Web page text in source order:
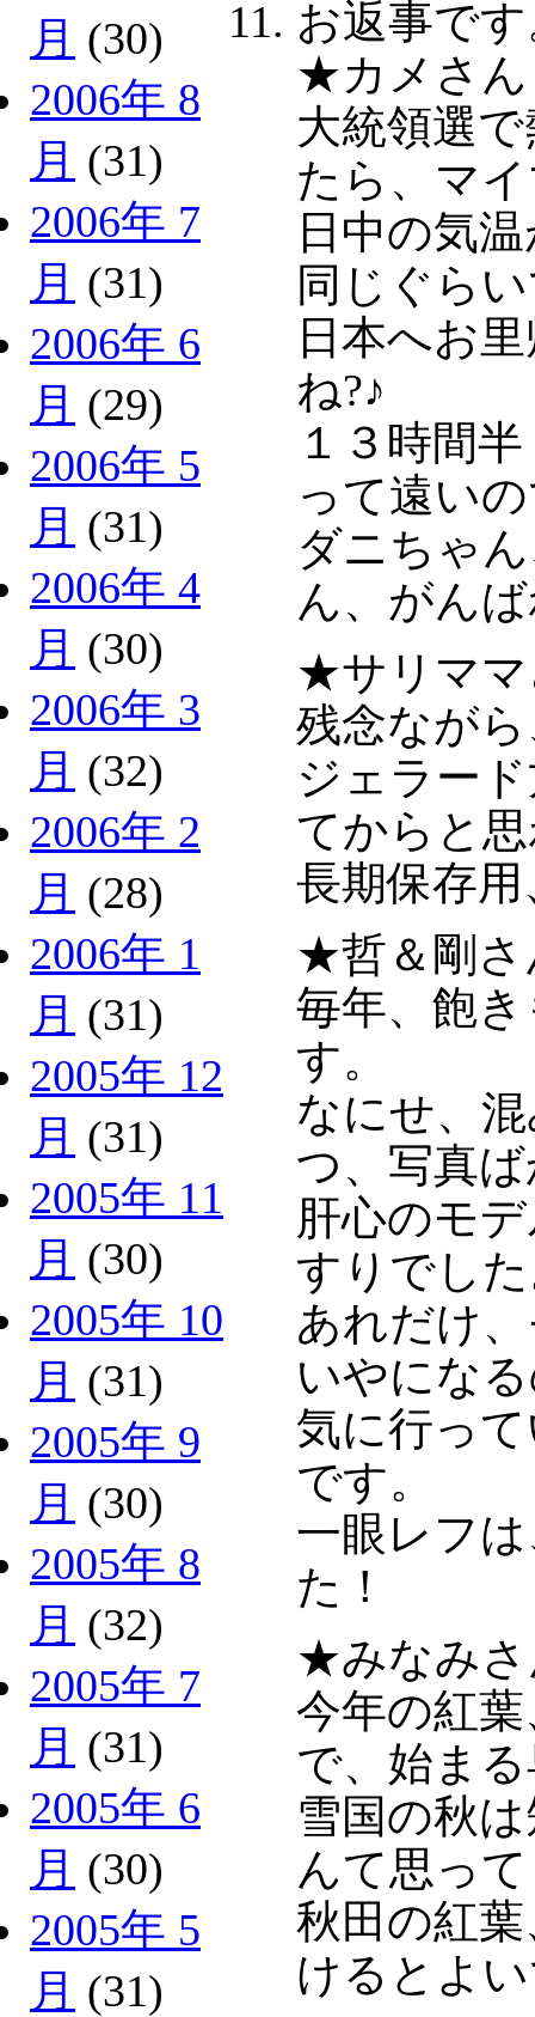
月 (30)
2006年 8
月 (31)
2006年 7
月 (31)
2006年 6
月 (29)
2006年 5
月 (31)
2006年 4
月 (30)
2006年 3
月 (32)
2006年 2
月 (28)
2006年 1
月 (31)
2005年 12
月 (31)
2005年 11
月 (30)
2005年 10
月 (31)
2005年 9
月 (30)
2005年 8
月 (32)
2005年 7
月 (31)
2005年 6
月 (30)
2005年 5
月 (31)
お返事で
★カメさん
大統領選
たら、マ
日中の気
同じぐら
日本へお
ね?♪
１３時間
って遠い
ダニちゃ
ん、がん
★サリママ
残念なが
ジェラー
てからと
長期保存
★哲＆剛さ
毎年、飽
す。
なにせ、
つ、写真
肝心のモ
すりでし
あれだけ
いやにな
気に行っ
です。
一眼レフ
た！
★みなみさ
今年の紅
で、始ま
雪国の秋
んて思っ
秋田の紅
けるとよ